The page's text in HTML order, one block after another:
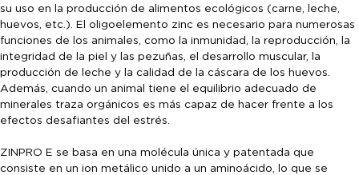
su uso en la producción de alimentos ecológicos (carne, leche,
huevos, etc.). El oligoelemento zinc es necesario para numerosas
funciones de los animales, como la inmunidad, la reproducción, la
integridad de la piel y las pezuñas, el desarrollo muscular, la
producción de leche y la calidad de la cáscara de los huevos.
Además, cuando un animal tiene el equilibrio adecuado de
minerales traza orgánicos es más capaz de hacer frente a los
efectos desafiantes del estrés.
ZINPRO E se basa en una molécula única y patentada que
consiste en un ion metálico unido a un aminoácido, lo que se